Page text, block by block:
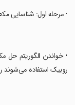
‏• مرحله اول: شناسایی
‏• خواندن الگوریتم حل
روبیک استفاده می‌شوند